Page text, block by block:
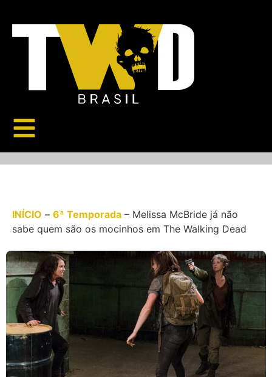
INÍCIO – 6ª Temporada – Melissa McBride já não
sabe quem são os mocinhos em The Walking Dead